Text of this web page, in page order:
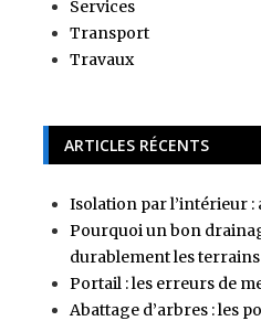
Services
Transport
Travaux
ARTICLES RÉCENTS
Isolation par l’intérieur :
Pourquoi un bon
durablement les terrains
Portail : les erreurs de
Abattage d’arbres : les